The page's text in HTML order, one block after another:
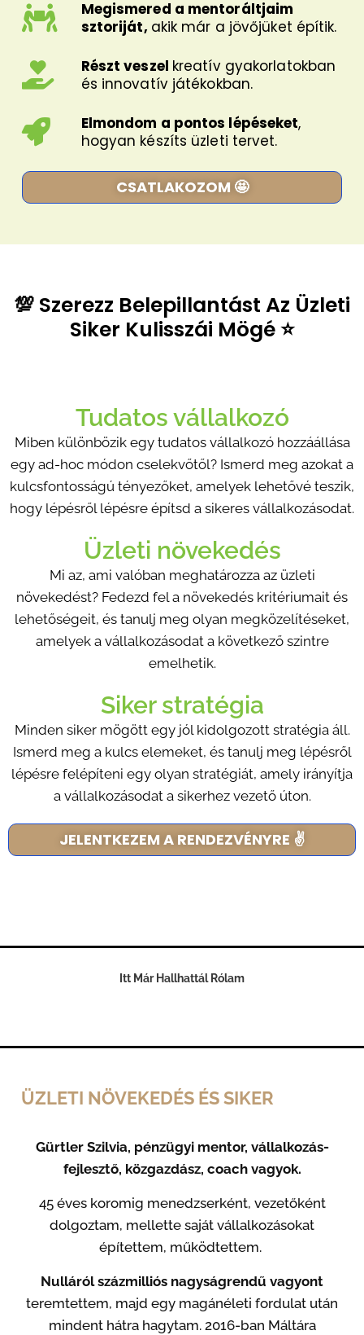
Megismered a mentoráltjaim
sztoriját, akik már a jövőjüket építik.
Részt veszel kreatív gyakorlatokban
és innovatív játékokban.
Elmondom a pontos lépéseket,
hogyan készíts üzleti tervet.
CSATLAKOZOM 🤩
💯 Szerezz Belepillantást Az Üzleti
Siker Kulisszái Mögé ⭐
Tudatos vállalkozó
Miben különbözik egy tudatos vállalkozó hozzáállása
egy ad-hoc módon cselekvőtől? Ismerd meg azokat a
kulcsfontosságú tényezőket, amelyek lehetővé teszik,
hogy lépésről lépésre építsd a sikeres vállalkozásodat.
Üzleti növekedés
Mi az, ami valóban meghatározza az üzleti
növekedést? Fedezd fel a növekedés kritériumait és
lehetőségeit, és tanulj meg olyan megközelítéseket,
amelyek a vállalkozásodat a következő szintre
emelhetik.
Siker stratégia
Minden siker mögött egy jól kidolgozott stratégia áll.
Ismerd meg a kulcs elemeket, és tanulj meg lépésről
lépésre felépíteni egy olyan stratégiát, amely irányítja
a vállalkozásodat a sikerhez vezető úton.
JELENTKEZEM A RENDEZVÉNYRE ✌️
Itt Már Hallhattál Rólam
ÜZLETI NÖVEKEDÉS ÉS SIKER
Gürtler Szilvia, pénzügyi mentor, vállalkozás-
fejlesztő, közgazdász, coach vagyok.
45 éves koromig menedzserként, vezetőként
dolgoztam, mellette saját vállalkozásokat
építettem, működtettem.
Nulláról százmilliós nagyságrendű vagyont
teremtettem, majd egy magánéleti fordulat után
mindent hátra hagytam. 2016-ban Máltára